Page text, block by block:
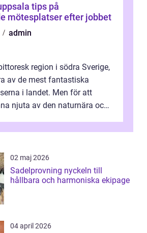
tips på
mötesplatser efter jobbet
admin
region i södra Sverige,
av de mest fantastiska
i landet. Men för att
njuta av den naturnära och
02 maj 2026
Sadelprovning nyckeln till
hållbara och harmoniska ekipage
04 april 2026